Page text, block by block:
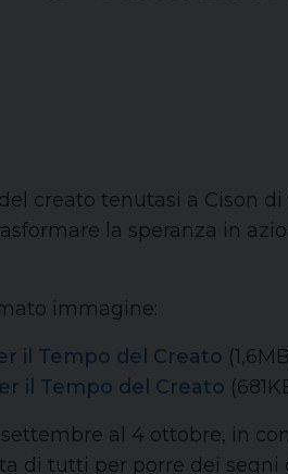
creato tenutasi a Cison
la speranza in
immagine:
il Tempo del Creato
il Tempo del Creato
settembre al 4 ottobre, in
di tutti per porre dei segni